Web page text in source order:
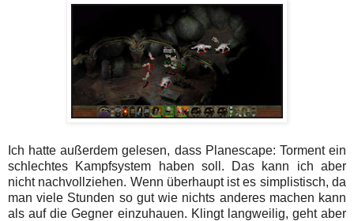
Ich hatte außerdem gelesen, dass Planescape: Torment ein
schlechtes Kampfsystem haben soll. Das kann ich aber
nicht nachvollziehen. Wenn überhaupt ist es simplistisch, da
man viele Stunden so gut wie nichts anderes machen kann
als auf die Gegner einzuhauen. Klingt langweilig, geht aber